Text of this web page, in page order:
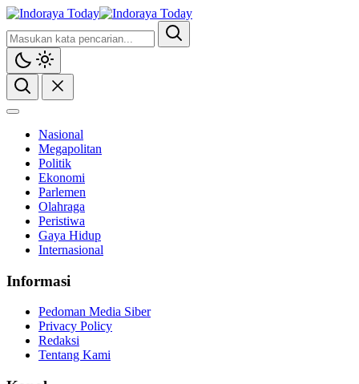
Nasional
Megapolitan
Politik
Ekonomi
Parlemen
Olahraga
Peristiwa
Gaya Hidup
Internasional
Informasi
Pedoman Media Siber
Privacy Policy
Redaksi
Tentang Kami